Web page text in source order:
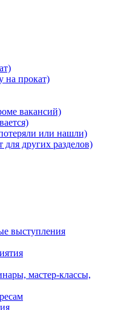
на прокат)
вакансий)
или нашли)
для других разделов)
выступления
мастер-классы,